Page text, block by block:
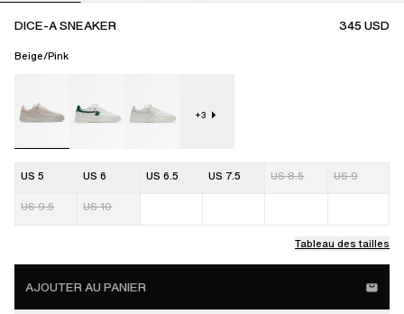
DICE-A SNEAKER 345USD
Beige/Pink
+3
US 5 US 6 US 6.5 US 7.5 US 8.5 US 9
US 9.5 US 10
Tableau des tailles
AJOUTER AU PANIER